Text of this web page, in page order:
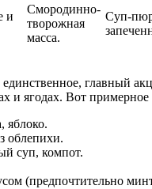
и
Смородинно-
творожная
масса.
Суп-
и ягодах. Вот
яблоко.
облепихи.
суп, компот.
(предпочтительно